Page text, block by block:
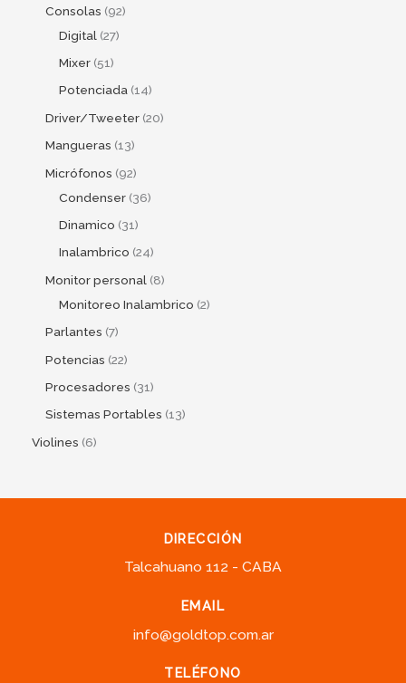
Consolas 92
Digital 27
Mixer 51
Potenciada 14
Driver/Tweeter 20
Mangueras 13
Micrófonos 92
Condenser 36
Dinamico 31
Inalambrico 24
Monitor personal 8
Monitoreo Inalambrico 2
Parlantes 7
Potencias 22
Procesadores 31
Sistemas Portables 13
Violines 6
DIRECCIÓN
Talcahuano 112 - CABA
EMAIL
info@goldtop.com.ar
TELÉFONO